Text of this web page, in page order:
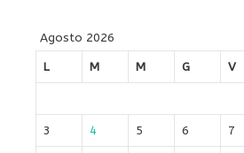
Agosto 2026
L
M M G V
3 4 5 6 7